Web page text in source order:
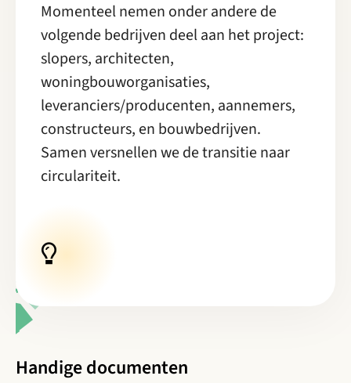
Momenteel nemen onder andere de
volgende bedrijven deel aan het project:
slopers, architecten,
woningbouworganisaties,
leveranciers/producenten, aannemers,
constructeurs, en bouwbedrijven.
Samen versnellen we de transitie naar
circulariteit.
Handige documenten